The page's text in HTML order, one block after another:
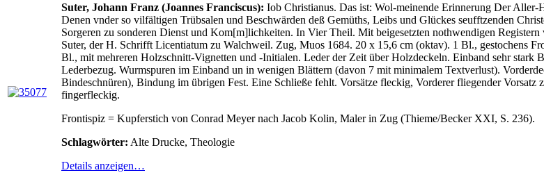
Suter, Johann Franz (Joannes Franciscus): Iob Christianus. Das ist: Wol-meinende Erinnerung Der
Denen vnder so vilfältigen Trübsalen und Beschwärden deß Gemüths, Leibs und Glückes seufftzenden
Sorgeren zu sonderen Dienst und Kom[m]lichkeiten. In Vier Theil. Mit beigesetzten nothwendigen
Suter, der H. Schrifft Licentiatum zu Walchweil. Zug, Muos 1684. 20 x 15,6 cm (oktav). 1 Bl., gestochens
Bl., mit mehreren Holzschnitt-Vignetten und -Initialen. Leder der Zeit über Holzdeckeln. Einband sehr stark
Lederbezug. Wurmspuren im Einband un in wenigen Blättern (davon 7 mit minimalem Textverlust).
Bindeschnüren), Bindung im übrigen Fest. Eine Schließe fehlt. Vorsätze fleckig, Vorderer fliegender Vorsatz
fingerfleckig.
Frontispiz = Kupferstich von Conrad Meyer nach Jacob Kolin, Maler in Zug (Thieme/Becker XXI, S. 236).
Schlagwörter: Alte Drucke, Theologie
Details anzeigen…